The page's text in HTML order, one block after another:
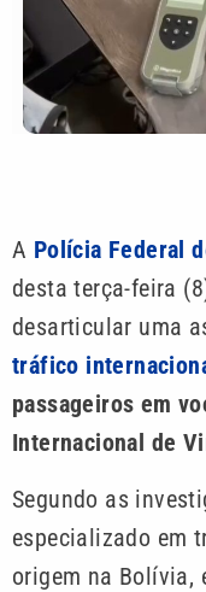
A Polícia Federal
desta terça-feira
desarticular uma
tráfico
passageiros em
Internacional de
Segundo as
especializado em
origem na Bolívia,